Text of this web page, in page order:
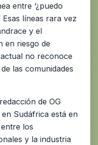
entre ‘¿puedo
Esas líneas rara vez
y el
en riesgo de
no reconoce
las comunidades
de OG
Sudáfrica está en
los
y la industria